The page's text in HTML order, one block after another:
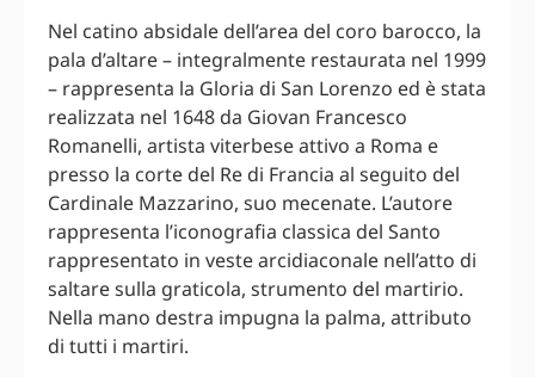
Nel catino absidale dell’area del coro barocco, la
pala d’altare – integralmente restaurata nel 1999
– rappresenta la Gloria di San Lorenzo ed è stata
realizzata nel 1648 da Giovan Francesco
Romanelli, artista viterbese attivo a Roma e
presso la corte del Re di Francia al seguito del
Cardinale Mazzarino, suo mecenate. L’autore
rappresenta l’iconografia classica del Santo
rappresentato in veste arcidiaconale nell’atto di
saltare sulla graticola, strumento del martirio.
Nella mano destra impugna la palma, attributo
di tutti i martiri.